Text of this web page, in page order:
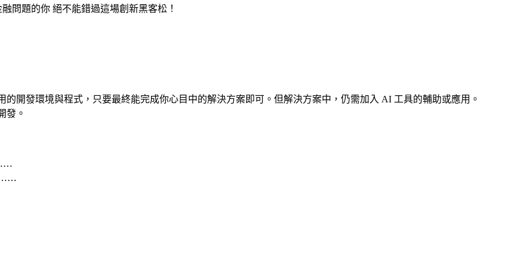
問題的你 絕不能錯過這場創新黑客松！
開發環境與程式，只要最終能完成你心目中的解決方案即可。但解決方案中，仍需加入 AI 工具的輔助或應用。
發。
⋯⋯